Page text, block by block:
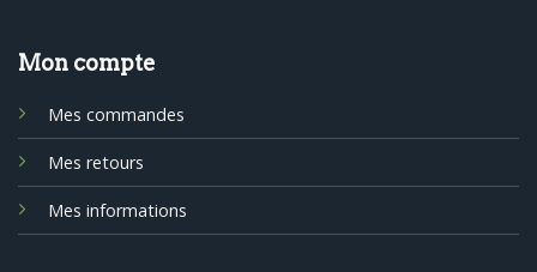
Mon compte
Mes commandes
Mes retours
Mes informations